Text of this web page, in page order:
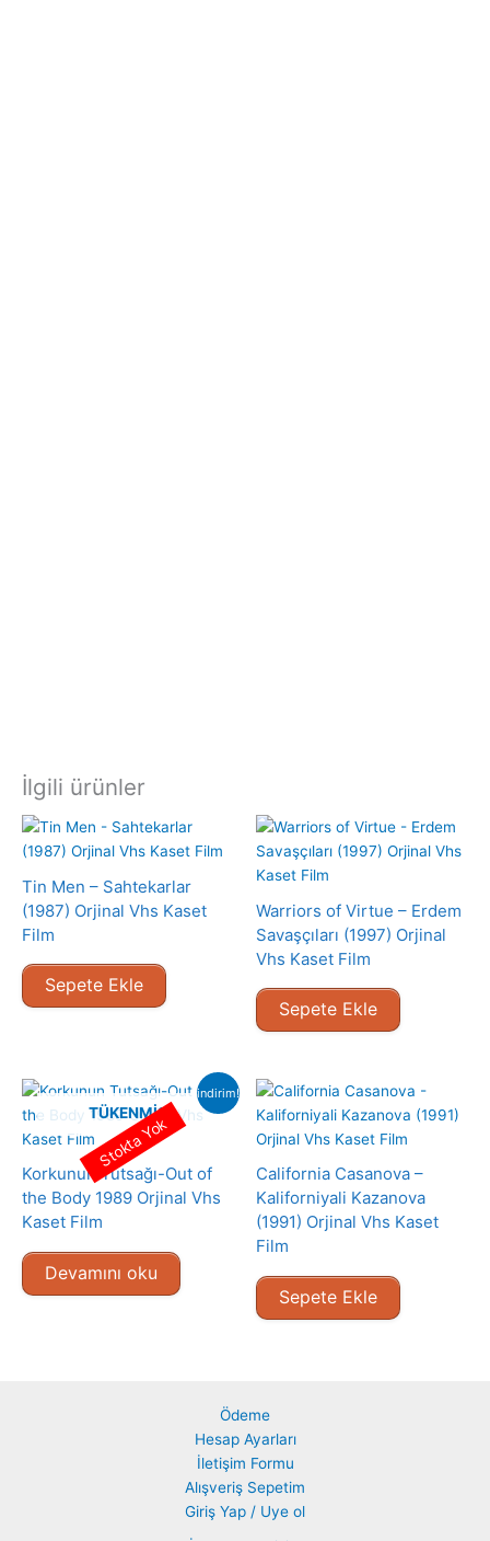
İlgili ürünler
Tin Men – Sahtekarlar
(1987) Orjinal Vhs Kaset
Film
Sepete Ekle
Warriors of Virtue – Erdem
Savaşçıları (1997) Orjinal
Vhs Kaset Film
Sepete Ekle
indirim!
TÜKENMIŞ
Korkunun Tutsağı-Out of
the Body 1989 Orjinal Vhs
Kaset Film
Devamını oku
Stokta Yok
California Casanova –
Kaliforniyali Kazanova
(1991) Orjinal Vhs Kaset
Film
Sepete Ekle
Ödeme
Hesap Ayarları
İletişim Formu
Alışveriş Sepetim
Giriş Yap / Uye ol